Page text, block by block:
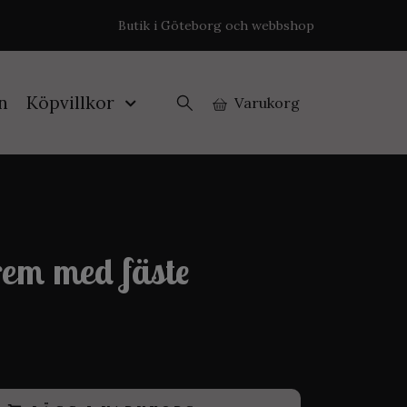
Butik i Göteborg och webbshop
Köpvillkor Varukorg
med fäste